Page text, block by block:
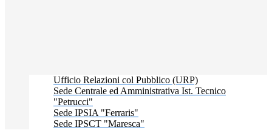
Ufficio Relazioni col Pubblico (URP)
Sede Centrale ed Amministrativa Ist. Tecnico
"Petrucci"
Sede IPSIA "Ferraris"
Sede IPSCT "Maresca"